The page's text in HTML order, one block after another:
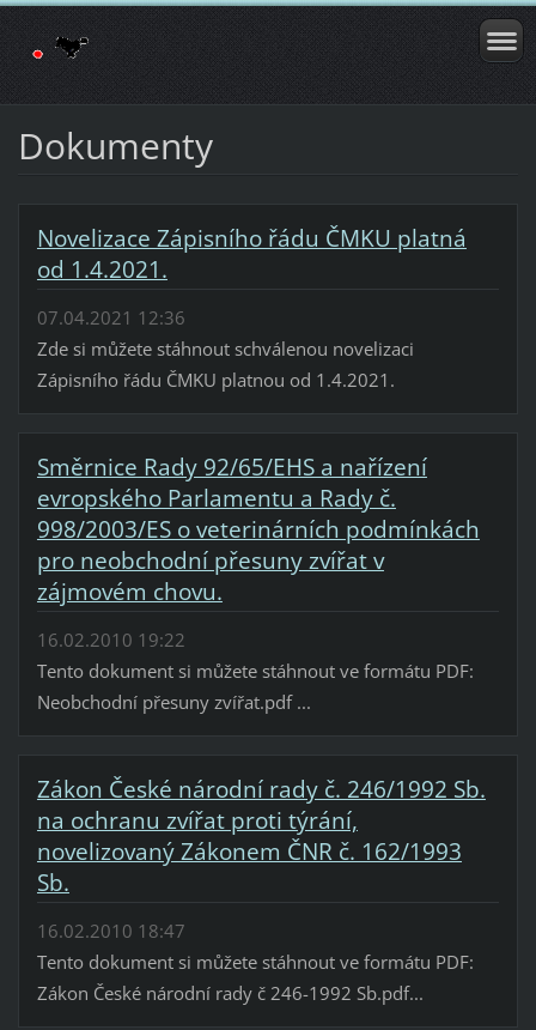
Dokumenty
Novelizace Zápisního řádu ČMKU platná
od 1.4.2021.
07.04.2021 12:36
Zde si můžete stáhnout schválenou novelizaci
Zápisního řádu ČMKU platnou od 1.4.2021.
Směrnice Rady 92/65/EHS a nařízení
evropského Parlamentu a Rady č.
998/2003/ES o veterinárních podmínkách
pro neobchodní přesuny zvířat v
zájmovém chovu.
16.02.2010 19:22
Tento dokument si můžete stáhnout ve formátu PDF:
Neobchodní přesuny zvířat.pdf ...
Zákon České národní rady č. 246/1992 Sb.
na ochranu zvířat proti týrání,
novelizovaný Zákonem ČNR č. 162/1993
Sb.
16.02.2010 18:47
Tento dokument si můžete stáhnout ve formátu PDF:
Zákon České národní rady č 246-1992 Sb.pdf...